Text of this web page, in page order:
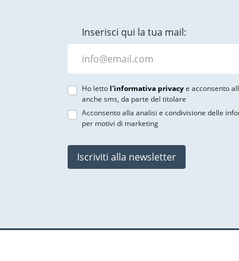
Inserisci qui la tua mail:
Ho letto l'informativa privacye acconsento
anche sms, da parte del titolare
Acconsento alla analisi e condivisione delle
per motivi di marketing
Iscriviti alla newsletter